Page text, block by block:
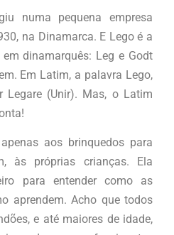
numa pequena empresa
na Dinamarca. E Lego é a
dinamarquês: Leg e Godt
Em Latim, a palavra Lego,
Legare (Unir). Mas, o Latim
aos brinquedos para
às próprias crianças. Ela
para entender como as
aprendem. Acho que todos
e até maiores de idade,